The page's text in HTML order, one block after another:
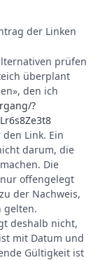
der Linken
prüfen
überplant
den ich
?
Link. Ein
darum, die
Die
offengelegt
der Nachweis,
gelten.
deshalb nicht,
mit Datum und
Gültigkeit ist